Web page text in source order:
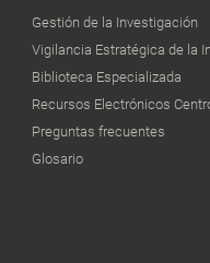
Gestión de la Investigación
Vigilancia Estratégica de la
Biblioteca Especializada
Recursos Electrónicos
Preguntas frecuentes
Glosario